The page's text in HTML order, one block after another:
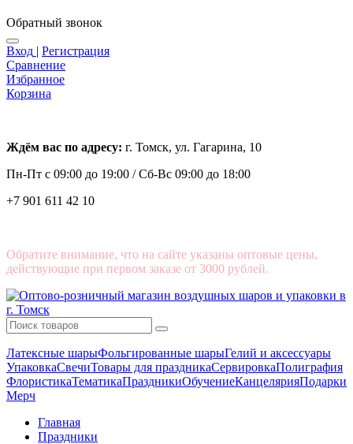
Обратный звонок
Вход | Регистрация
Сравнение
Избранное
Корзина
Ждём вас по адресу: г. Томск, ул. Гагарина, 10
Пн-Пт с 09:00 до 19:00 /Сб-Вс 09:00 до 18:00
+7 901 611 42 10
Обратите внимание, что на сайте указаны оптовые цены,
действующие при первом заказе от 3000 рублей.
Латексные шарыФольгированные шарыГелий и аксессуары
УпаковкаСвечиТовары для праздникаСервировкаПолиграфия
ФлористикаТематикаПраздникиОбучениеКанцелярияПодарки
Мерч
Главная
Праздники